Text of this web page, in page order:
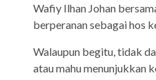
Wafiy Ilhan Johan
berperanan sebagai hos
Walaupun begitu, tidak
atau mahu menunjukkan